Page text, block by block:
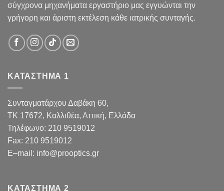
σύγχρονα μηχανήματα εργαστήριο μας εγγυώνται την
γρήγορη και άριστη εκτέλεση κάθε ιατρικής συνταγής.
ΚΑΤΑΣΤΗΜΑ 1
Συνταγματάρχου Δαβάκη 60,
TK 17672, Καλλιθέα, Αττική, Ελλάδα
Τηλέφωνο: 210 9519012
Fax: 210 9519012
E–mail : info@prooptics.gr
ΚΑΤΑΣΤΗΜΑ 2